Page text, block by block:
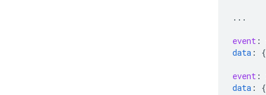
...
event :
data : {
event :
data : {